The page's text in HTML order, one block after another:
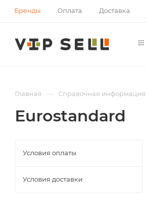
Бренды Оплата Доставка
Главная — Справочная информация
Eurostandard
Условия оплаты
Условия доставки